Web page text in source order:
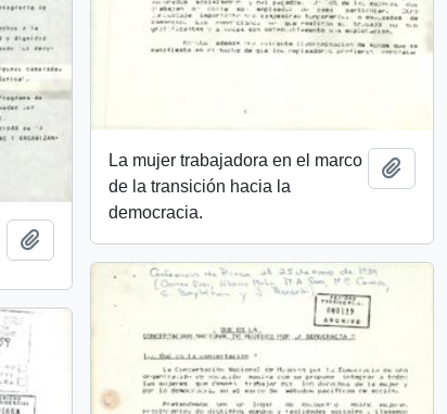
La mujer trabajadora en el marco
de la transición hacia la
democracia.
Añadir al portapapeles